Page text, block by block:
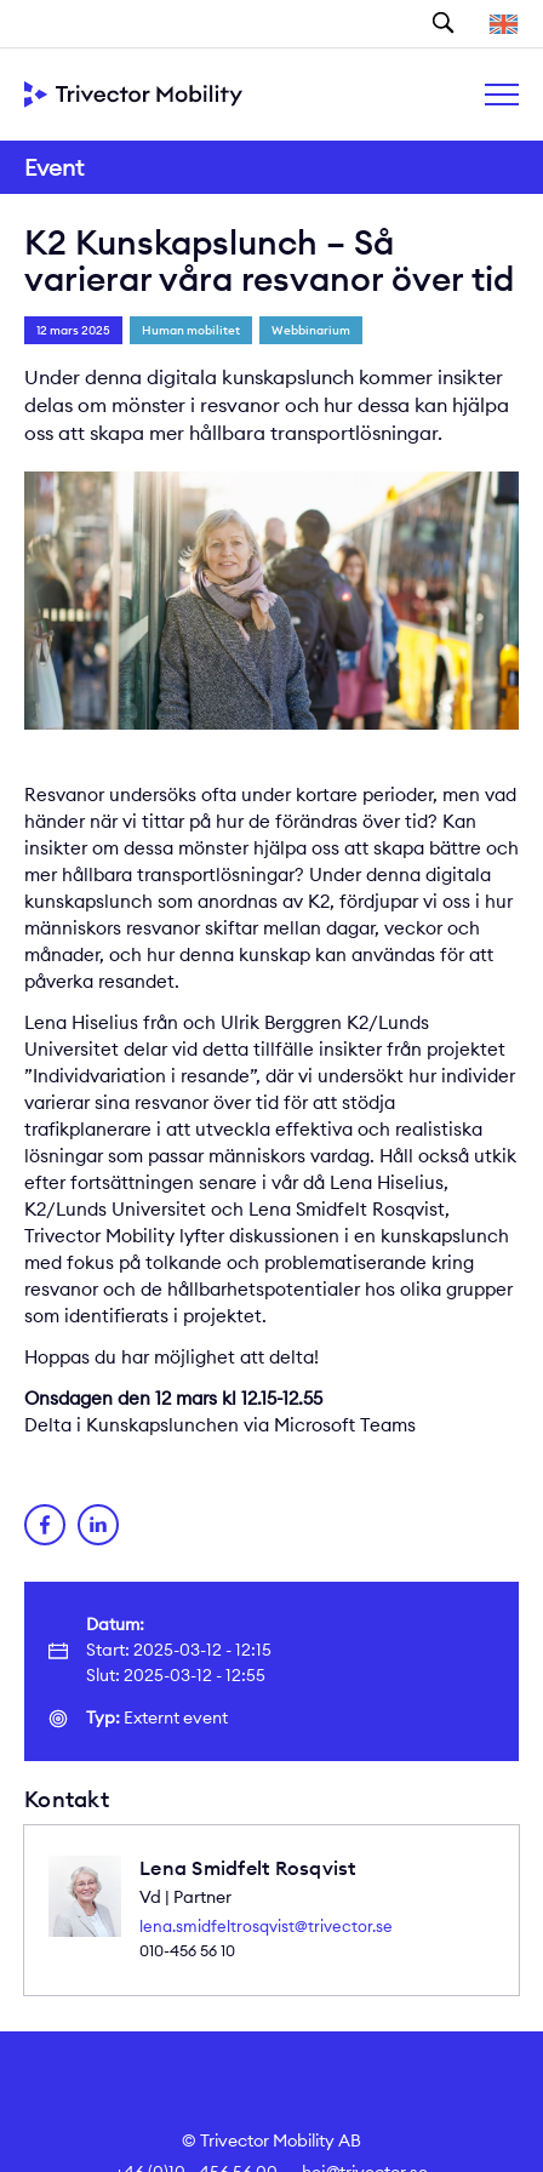
Event
Datum:
Start: 2025-03-12 - 12:15
Slut: 2025-03-12 - 12:55
Typ: Externt event
Kontakt
Lena Smidfelt Rosqvist
Vd | Partner
lena.smidfeltrosqvist@trivector.se
010-456 56 10
K2 Kunskapslunch – Så
varierar våra resvanor över tid
12 mars 2025 Human mobilitet Webbinarium
Under denna digitala kunskapslunch kommer insikter
delas om mönster i resvanor och hur dessa kan hjälpa
oss att skapa mer hållbara transportlösningar.
Resvanor undersöks ofta under kortare perioder, men vad
händer när vi tittar på hur de förändras över tid? Kan
insikter om dessa mönster hjälpa oss att skapa bättre och
mer hållbara transportlösningar? Under denna digitala
kunskapslunch som anordnas av K2, fördjupar vi oss i hur
människors resvanor skiftar mellan dagar, veckor och
månader, och hur denna kunskap kan användas för att
påverka resandet.
Lena Hiselius från och Ulrik Berggren K2/Lunds
Universitet delar vid detta tillfälle insikter från projektet
”Individvariation i resande”, där vi undersökt hur individer
varierar sina resvanor över tid för att stödja
trafikplanerare i att utveckla effektiva och realistiska
lösningar som passar människors vardag. Håll också utkik
efter fortsättningen senare i vår då Lena Hiselius,
K2/Lunds Universitet och Lena Smidfelt Rosqvist,
Trivector Mobility lyfter diskussionen i en kunskapslunch
med fokus på tolkande och problematiserande kring
resvanor och de hållbarhetspotentialer hos olika grupper
som identifierats i projektet.
Hoppas du har möjlighet att delta!
Onsdagen den 12 mars kl 12.15-12.55
Delta i Kunskapslunchen via Microsoft Teams
© Trivector Mobility AB